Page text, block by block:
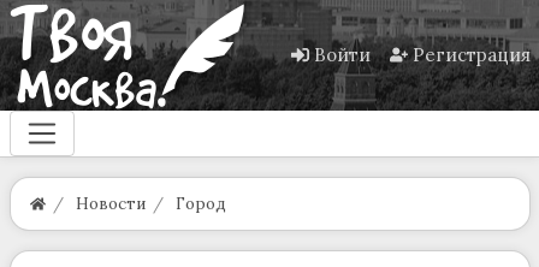
Войти Регистрация
Новости Город